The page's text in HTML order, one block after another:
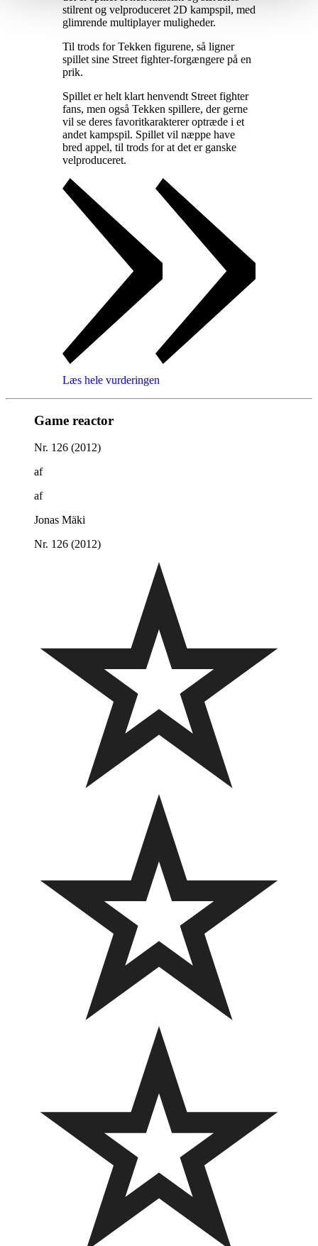
stilrent og velproduceret 2D kampspil, med
glimrende multiplayer muligheder.
Til trods for Tekken figurene, så ligner
spillet sine Street fighter-forgængere på en
prik.
Spillet er helt klart henvendt Street fighter
fans, men også Tekken spillere, der gerne
vil se deres favoritkarakterer optræde i et
andet kampspil. Spillet vil næppe have
bred appel, til trods for at det er ganske
velproduceret.
Læs hele vurderingen
Game reactor
Nr. 126 (2012)
af
af
Jonas Mäki
Nr. 126 (2012)